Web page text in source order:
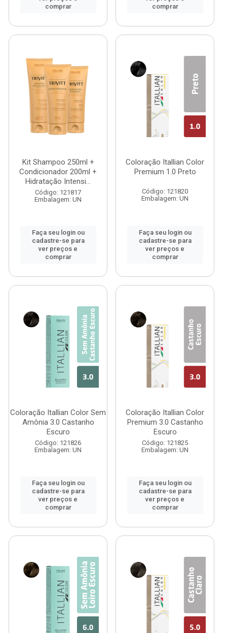
comprar
comprar
Kit Shampoo 250ml +
Condicionador 200ml +
Hidratação Intensi...
Código: 121817
Embalagem: UN
Faça seu login ou
cadastre-se para
ver preços e
comprar
Coloração Itallian Color
Premium 1.0 Preto
Código: 121820
Embalagem: UN
Faça seu login ou
cadastre-se para
ver preços e
comprar
Coloração Itallian Color Sem
Amônia 3.0 Castanho
Escuro
Código: 121826
Embalagem: UN
Faça seu login ou
cadastre-se para
ver preços e
comprar
Coloração Itallian Color
Premium 3.0 Castanho
Escuro
Código: 121825
Embalagem: UN
Faça seu login ou
cadastre-se para
ver preços e
comprar